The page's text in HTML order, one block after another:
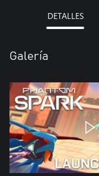
DETALLES
Galería